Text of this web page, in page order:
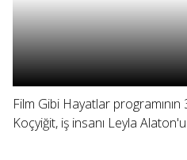
Film Gibi Hayatlar
Koçyiğit, iş insanı Leyla Alaton'u